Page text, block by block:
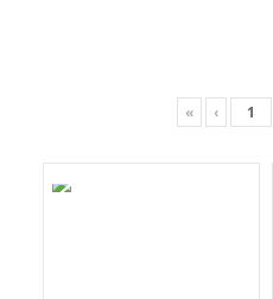
« ‹